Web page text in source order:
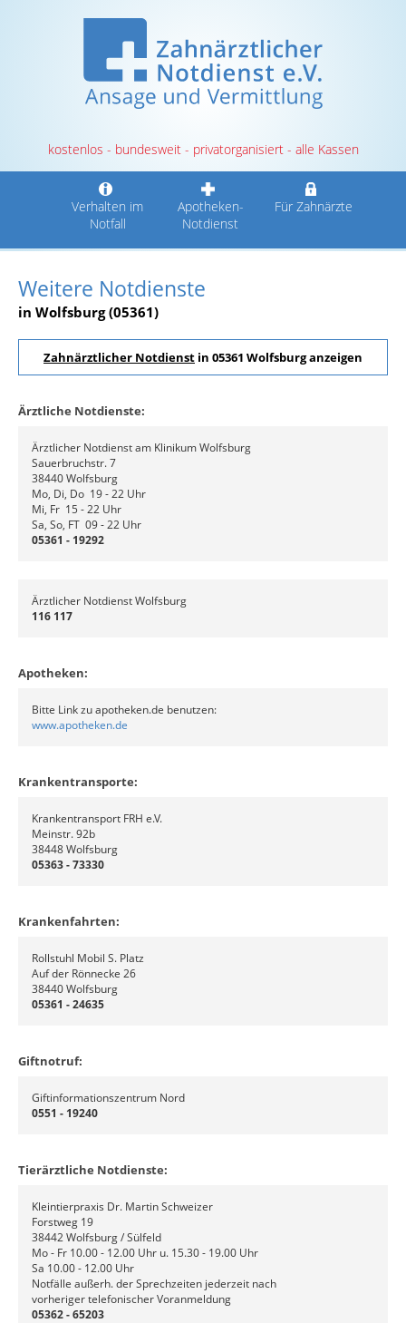
kostenlos - bundesweit - privatorganisiert - alle Kassen
Verhalten im
Notfall
Apotheken-
Notdienst
Für Zahnärzte
Weitere Notdienste
in Wolfsburg (05361)
Zahnärztlicher Notdienst in 05361 Wolfsburg anzeigen
Ärztliche Notdienste:
Ärztlicher Notdienst am Klinikum Wolfsburg
Sauerbruchstr. 7
38440 Wolfsburg
Mo, Di, Do 19 - 22 Uhr
Mi, Fr 15 - 22 Uhr
Sa, So, FT 09 - 22 Uhr
05361 - 19292
Ärztlicher Notdienst Wolfsburg
116 117
Apotheken:
Bitte Link zu apotheken.de benutzen:
www.apotheken.de
Krankentransporte:
Krankentransport FRH e.V.
Meinstr. 92b
38448 Wolfsburg
05363 - 73330
Krankenfahrten:
Rollstuhl Mobil S. Platz
Auf der Rönnecke 26
38440 Wolfsburg
05361 - 24635
Giftnotruf:
Giftinformationszentrum Nord
0551 - 19240
Tierärztliche Notdienste:
Kleintierpraxis Dr. Martin Schweizer
Forstweg 19
38442 Wolfsburg / Sülfeld
Mo - Fr 10.00 - 12.00 Uhr u. 15.30 - 19.00 Uhr
Sa 10.00 - 12.00 Uhr
Notfälle außerh. der Sprechzeiten jederzeit nach
vorheriger telefonischer Voranmeldung
05362 - 65203